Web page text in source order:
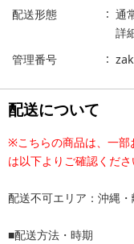
配送形態
通
詳
管理番号
配送について
※こちらの商品は、一部
は以下よりご確認くださ
配送不可エリア：沖縄・
■配送方法・時期